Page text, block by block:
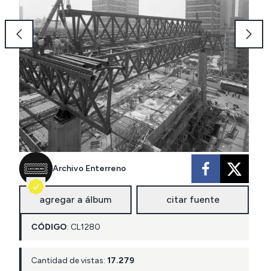
Archivo Enterreno
agregar a álbum citar fuente
CÓDIGO: CL1280
Cantidad de vistas: 17.279